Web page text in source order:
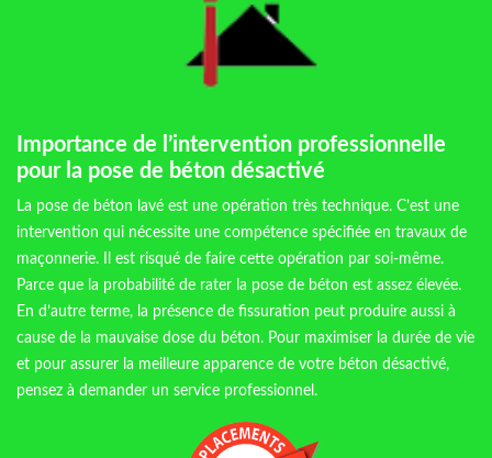
Importance de l’intervention professionnelle
pour la pose de béton désactivé
La pose de béton lavé est une opération très technique. C’est une
intervention qui nécessite une compétence spécifiée en travaux de
maçonnerie. Il est risqué de faire cette opération par soi-même.
Parce que la probabilité de rater la pose de béton est assez élevée.
En d’autre terme, la présence de fissuration peut produire aussi à
cause de la mauvaise dose du béton. Pour maximiser la durée de vie
et pour assurer la meilleure apparence de votre béton désactivé,
pensez à demander un service professionnel.